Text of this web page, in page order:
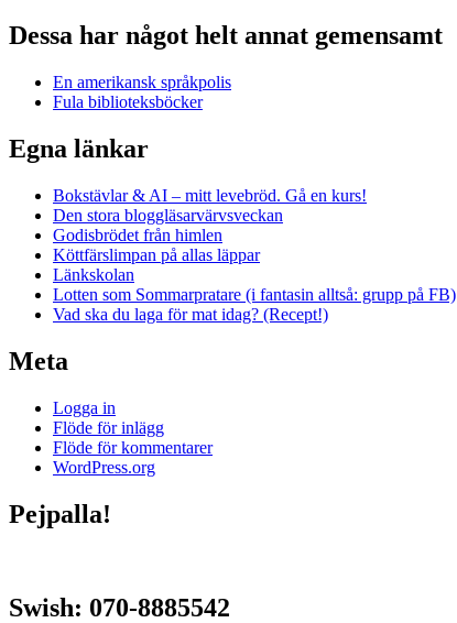
Dessa har något helt annat gemensamt
En amerikansk språkpolis
Fula biblioteksböcker
Egna länkar
Bokstävlar & AI – mitt levebröd. Gå en kurs!
Den stora bloggläsarvärvsveckan
Godisbrödet från himlen
Köttfärslimpan på allas läppar
Länkskolan
Lotten som Sommarpratare (i fantasin alltså: grupp på FB)
Vad ska du laga för mat idag? (Recept!)
Meta
Logga in
Flöde för inlägg
Flöde för kommentarer
WordPress.org
Pejpalla!
Swish: 070-8885542